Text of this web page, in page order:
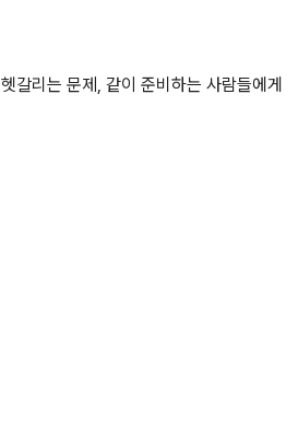
헷갈리는 문제, 같이 준비하는 사람들에게